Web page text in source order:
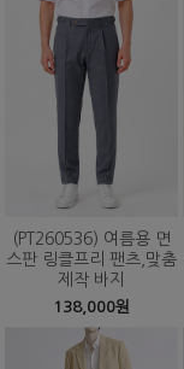
(PT260536) 여름용 면
스판 링클프리 팬츠,맞춤
제작 바지
138,000원